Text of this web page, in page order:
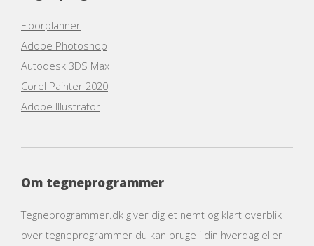
Floorplanner
Adobe Photoshop
Autodesk 3DS Max
Corel Painter 2020
Adobe Illustrator
Om tegneprogrammer
Tegneprogrammer.dk giver dig et nemt og klart overblik
over tegneprogrammer du kan bruge i din hverdag eller